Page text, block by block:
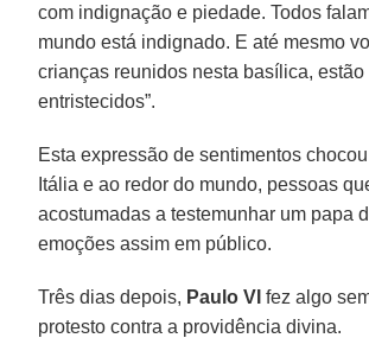
com indignação e piedade. Todos
mundo está indignado. E até mesmo
crianças reunidos nesta basílica,
entristecidos”.
Esta expressão de sentimentos
Itália e ao redor do mundo, pessoas
acostumadas a testemunhar um papa
emoções assim em público.
Três dias depois, Paulo VI fez algo
protesto contra a providência divina.